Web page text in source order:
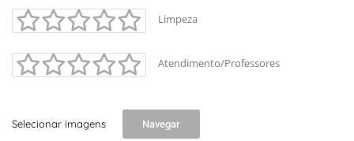
Limpeza
Atendimento/Professores
Selecionar imagens Navegar